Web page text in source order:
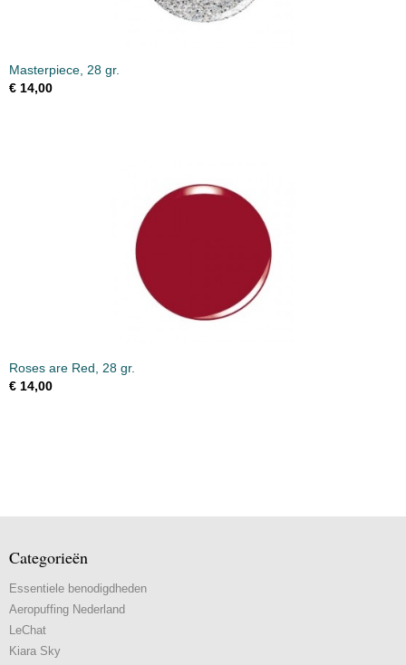
Masterpiece, 28 gr.
€ 14,00
Roses are Red, 28 gr.
€ 14,00
Categorieën
Essentiele benodigdheden
Aeropuffing Nederland
LeChat
Kiara Sky